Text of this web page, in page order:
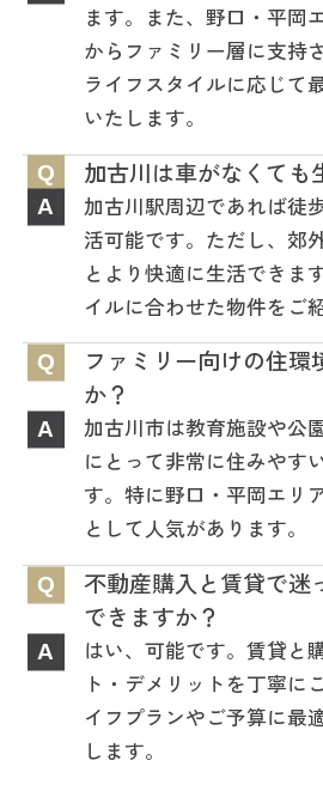
ます。また、野口・平岡
からファミリー層に支持
ライフスタイルに応じて
いたします。
Q 加古川は車がなくても
A
加古川駅周辺であれば徒
活可能です。ただし、郊
とより快適に生活できま
イルに合わせた物件をご
Q
ファミリー向けの住環
か？
A
加古川市は教育施設や公
にとって非常に住みやす
す。特に野口・平岡エリ
として人気があります。
Q
不動産購入と賃貸で迷
できますか？
A
はい、可能です。賃貸と
ト・デメリットを丁寧に
イフプランやご予算に最
します。